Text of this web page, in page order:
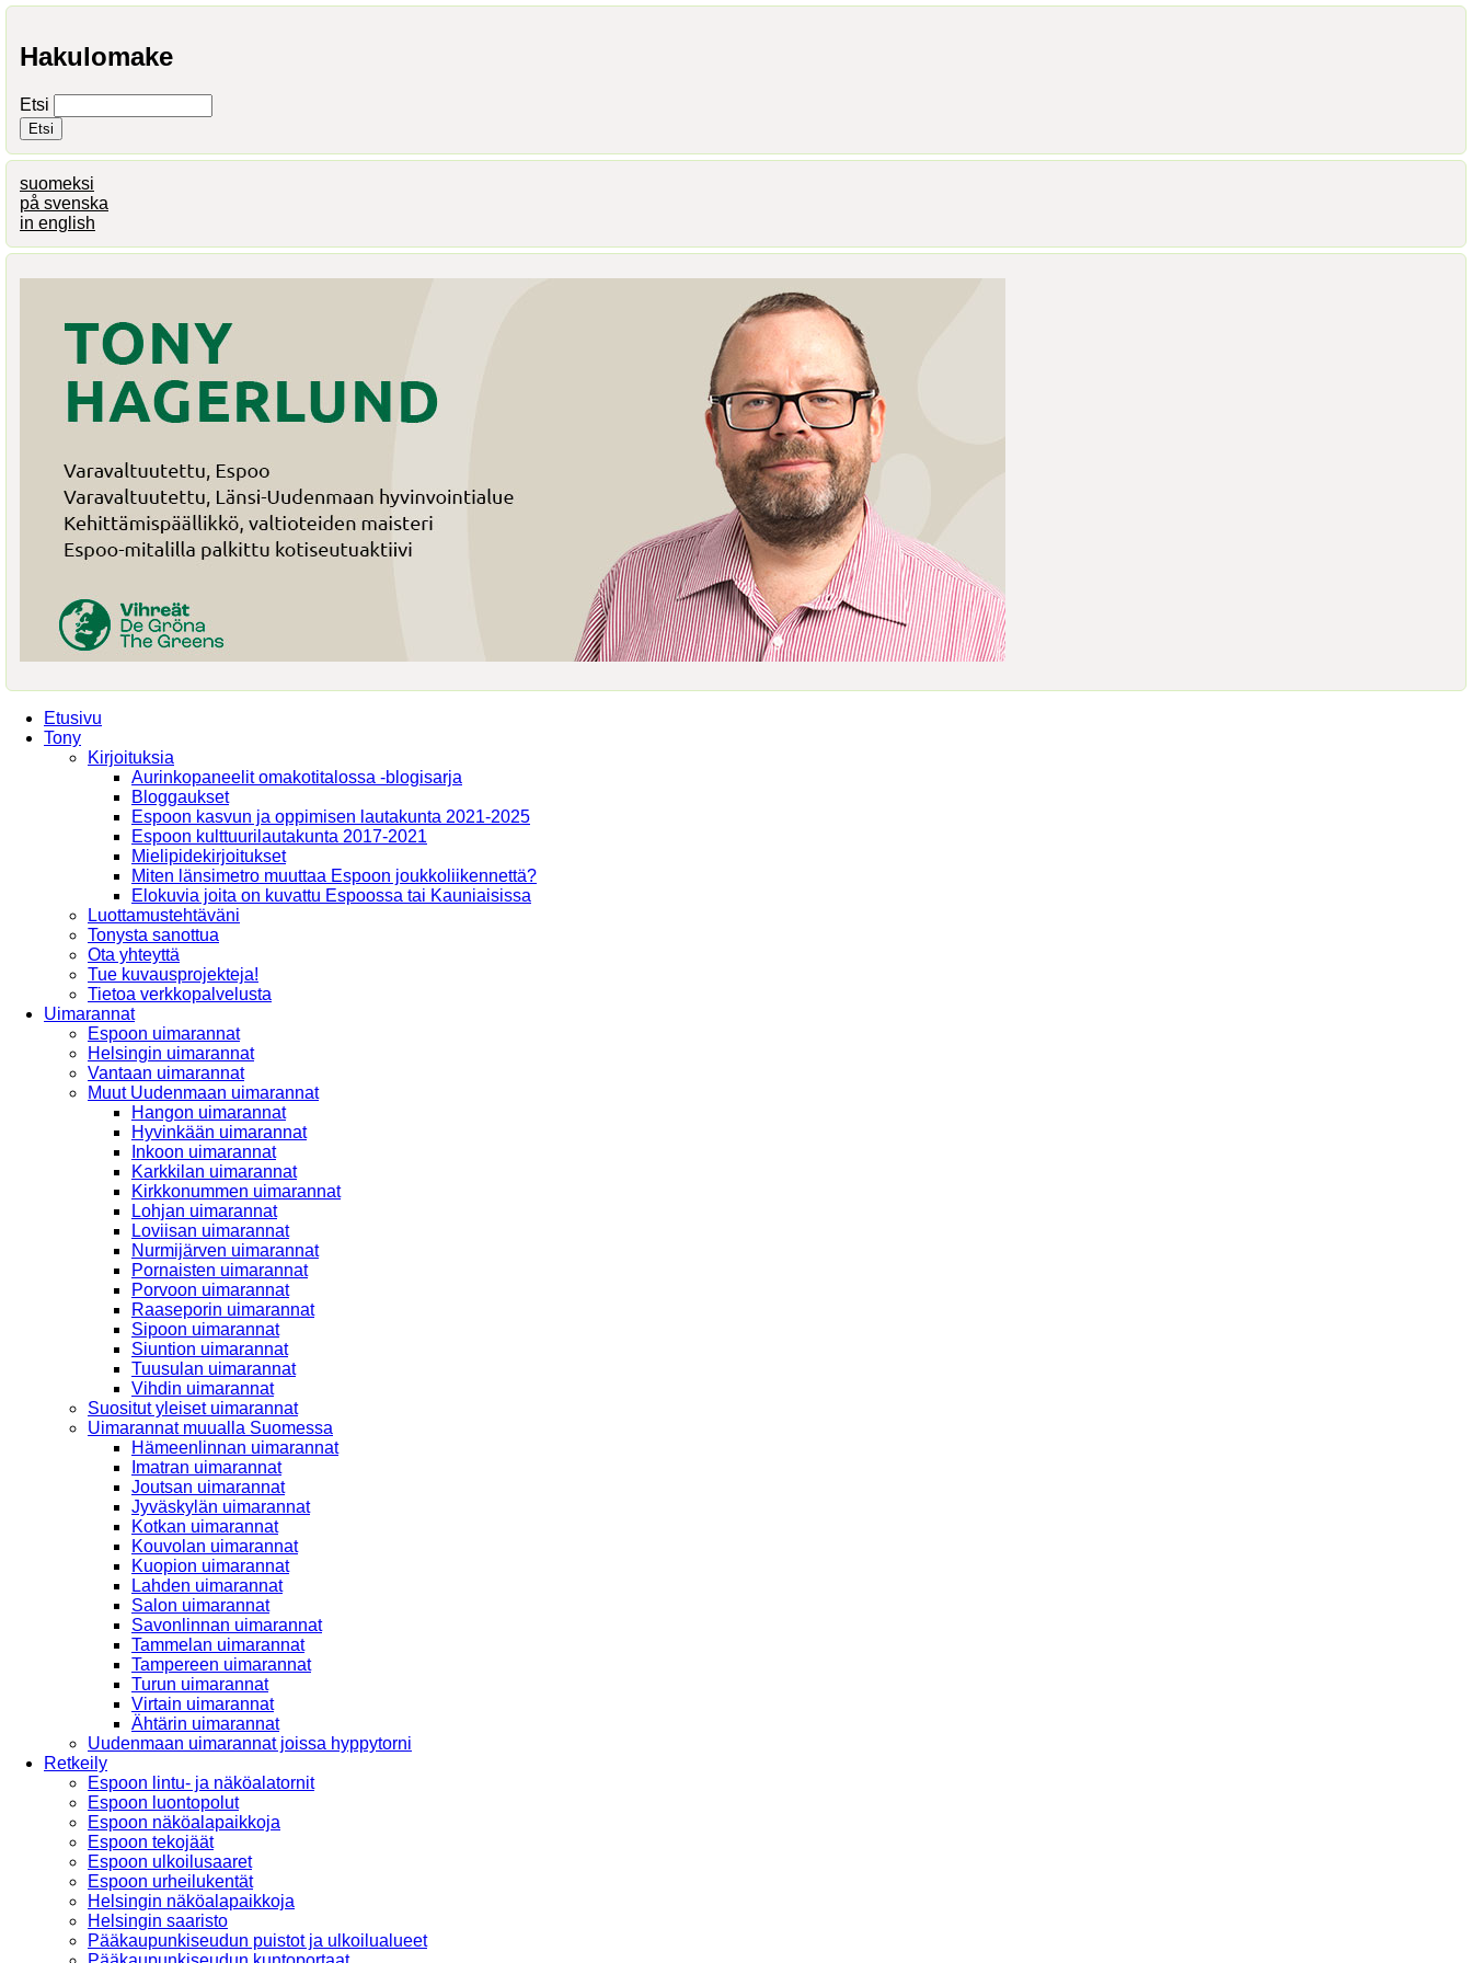
Hakulomake
Etsi
suomeksi
på svenska
in english
Etusivu
Tony
Kirjoituksia
Aurinkopaneelit omakotitalossa -blogisarja
Bloggaukset
Espoon kasvun ja oppimisen lautakunta 2021-2025
Espoon kulttuurilautakunta 2017-2021
Mielipidekirjoitukset
Miten länsimetro muuttaa Espoon joukkoliikennettä?
Elokuvia joita on kuvattu Espoossa tai Kauniaisissa
Luottamustehtäväni
Tonysta sanottua
Ota yhteyttä
Tue kuvausprojekteja!
Tietoa verkkopalvelusta
Uimarannat
Espoon uimarannat
Helsingin uimarannat
Vantaan uimarannat
Muut Uudenmaan uimarannat
Hangon uimarannat
Hyvinkään uimarannat
Inkoon uimarannat
Karkkilan uimarannat
Kirkkonummen uimarannat
Lohjan uimarannat
Loviisan uimarannat
Nurmijärven uimarannat
Pornaisten uimarannat
Porvoon uimarannat
Raaseporin uimarannat
Sipoon uimarannat
Siuntion uimarannat
Tuusulan uimarannat
Vihdin uimarannat
Suositut yleiset uimarannat
Uimarannat muualla Suomessa
Hämeenlinnan uimarannat
Imatran uimarannat
Joutsan uimarannat
Jyväskylän uimarannat
Kotkan uimarannat
Kouvolan uimarannat
Kuopion uimarannat
Lahden uimarannat
Salon uimarannat
Savonlinnan uimarannat
Tammelan uimarannat
Tampereen uimarannat
Turun uimarannat
Virtain uimarannat
Ähtärin uimarannat
Uudenmaan uimarannat joissa hyppytorni
Retkeily
Espoon lintu- ja näköalatornit
Espoon luontopolut
Espoon näköalapaikkoja
Espoon tekojäät
Espoon ulkoilusaaret
Espoon urheilukentät
Helsingin näköalapaikkoja
Helsingin saaristo
Pääkaupunkiseudun puistot ja ulkoilualueet